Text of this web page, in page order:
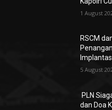
1 August
RSCM
5 August
PLN
dan Doa